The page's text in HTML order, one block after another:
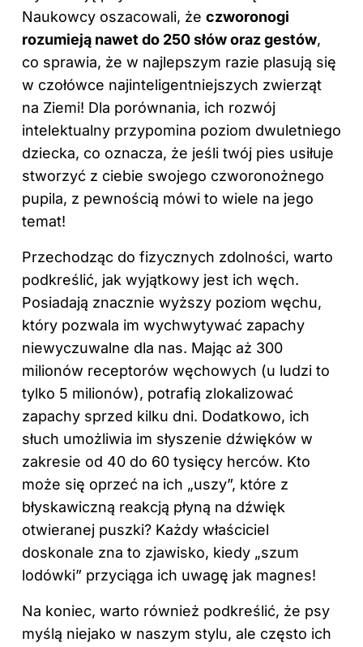
Naukowcy oszacowali, że czworonogi
rozumieją nawet do 250 słów oraz gestów,
co sprawia, że w najlepszym razie plasują się
w czołówce najinteligentniejszych zwierząt
na Ziemi! Dla porównania, ich rozwój
intelektualny przypomina poziom dwuletniego
dziecka, co oznacza, że jeśli twój pies usiłuje
stworzyć z ciebie swojego czworonożnego
pupila, z pewnością mówi to wiele na jego
temat!
Przechodząc do fizycznych zdolności, warto
podkreślić, jak wyjątkowy jest ich węch.
Posiadają znacznie wyższy poziom węchu,
który pozwala im wychwytywać zapachy
niewyczuwalne dla nas. Mając aż 300
milionów receptorów węchowych (u ludzi to
tylko 5 milionów), potrafią zlokalizować
zapachy sprzed kilku dni. Dodatkowo, ich
słuch umożliwia im słyszenie dźwięków w
zakresie od 40 do 60 tysięcy herców. Kto
może się oprzeć na ich „uszy”, które z
błyskawiczną reakcją płyną na dźwięk
otwieranej puszki? Każdy właściciel
doskonale zna to zjawisko, kiedy „szum
lodówki” przyciąga ich uwagę jak magnes!
Na koniec, warto również podkreślić, że psy
myślą niejako w naszym stylu, ale często ich